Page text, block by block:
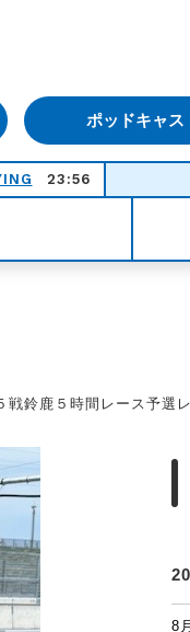
ポッドキャス
23:56
鈴鹿５時間レース予選
8月